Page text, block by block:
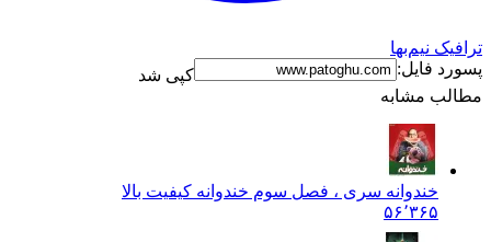
ترافیک نیم‌بها
پسورد فایل:
کپی شد
مطالب مشابه
خندوانه سری ، فصل سوم خندوانه کیفیت بالا
۵۶٬۳۶۵